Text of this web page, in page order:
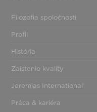
Filozofia spoločnosti
Profil
História
Zaistenie kvality
Jeremias International
Práca & kariéra